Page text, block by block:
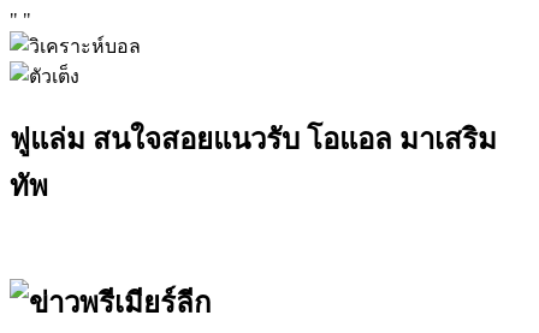
" "
ฟูแล่ม สนใจสอยแนวรับ โอแอล มาเสริม
ทัพ